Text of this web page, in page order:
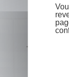
+33 (0) 1